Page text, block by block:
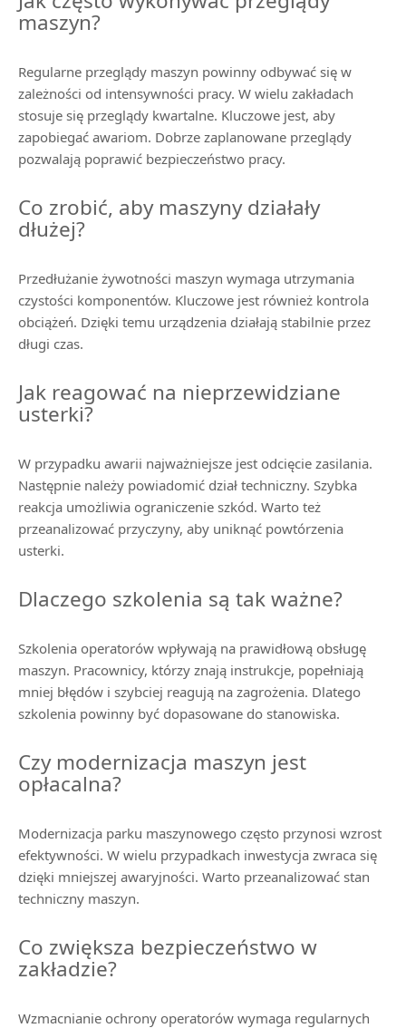
maszyn?
Regularne przeglądy maszyn powinny odbywać się w
zależności od intensywności pracy. W wielu zakładach
stosuje się przeglądy kwartalne. Kluczowe jest, aby
zapobiegać awariom. Dobrze zaplanowane przeglądy
pozwalają poprawić bezpieczeństwo pracy.
Co zrobić, aby maszyny działały
dłużej?
Przedłużanie żywotności maszyn wymaga utrzymania
czystości komponentów. Kluczowe jest również kontrola
obciążeń. Dzięki temu urządzenia działają stabilnie przez
długi czas.
Jak reagować na nieprzewidziane
usterki?
W przypadku awarii najważniejsze jest odcięcie zasilania.
Następnie należy powiadomić dział techniczny. Szybka
reakcja umożliwia ograniczenie szkód. Warto też
przeanalizować przyczyny, aby uniknąć powtórzenia
usterki.
Dlaczego szkolenia są tak ważne?
Szkolenia operatorów wpływają na prawidłową obsługę
maszyn. Pracownicy, którzy znają instrukcje, popełniają
mniej błędów i szybciej reagują na zagrożenia. Dlatego
szkolenia powinny być dopasowane do stanowiska.
Czy modernizacja maszyn jest
opłacalna?
Modernizacja parku maszynowego często przynosi wzrost
efektywności. W wielu przypadkach inwestycja zwraca się
dzięki mniejszej awaryjności. Warto przeanalizować stan
techniczny maszyn.
Co zwiększa bezpieczeństwo w
zakładzie?
Wzmacnianie ochrony operatorów wymaga regularnych